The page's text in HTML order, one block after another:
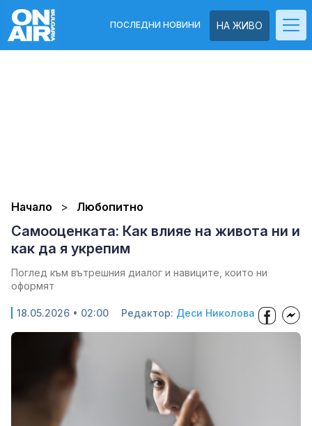
НА ЖИВО
ПОСЛЕДНИ НОВИНИ
Начало Любопитно
Самооценката: Как влияе на живота ни и
как да я укрепим
Поглед към вътрешния диалог и навиците, които ни
оформят
18.05.2026 • 02:00 Редактор: Деси Николова